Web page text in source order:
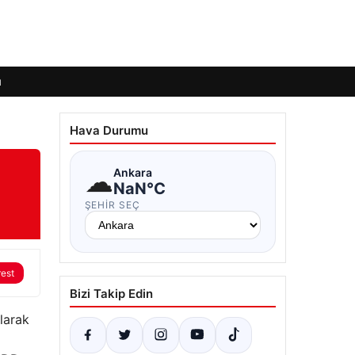
Hava Durumu
☁Ankara
NaN°C
ŞEHIR SEÇ
Bizi Takip Edin